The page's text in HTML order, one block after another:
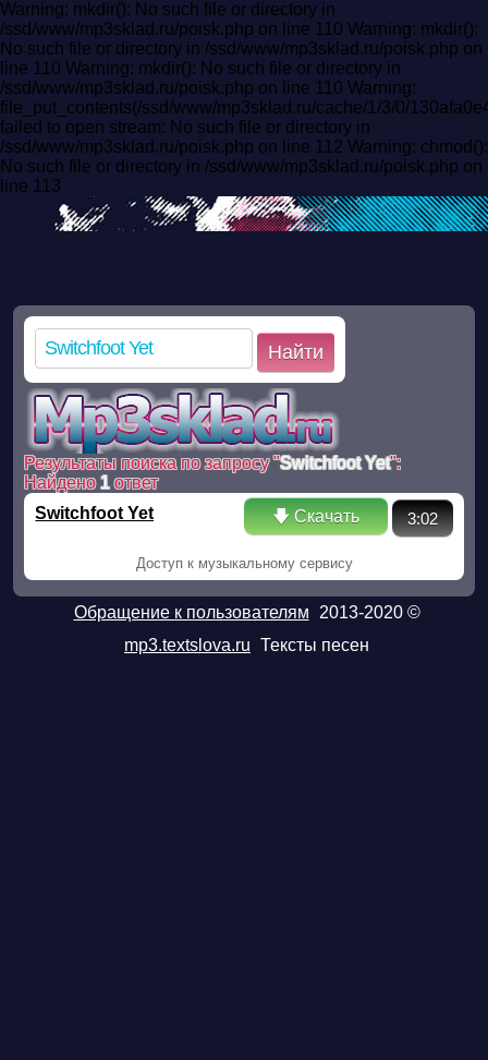
Warning: mkdir(): No such file or directory in
/ssd/www/mp3sklad.ru/poisk.php on line 110 Warning: mkdir():
No such file or directory in /ssd/www/mp3sklad.ru/poisk.php on
line 110 Warning: mkdir(): No such file or directory in
/ssd/www/mp3sklad.ru/poisk.php on line 110 Warning:
file_put_contents(/ssd/www/mp3sklad.ru/cache/1/3/0/
failed to open stream: No such file or directory in
/ssd/www/mp3sklad.ru/poisk.php on line 112 Warning: chmod():
No such file or directory in /ssd/www/mp3sklad.ru/poisk.php on
line 113
Найти
Результаты поиска по запросу "Switchfoot Yet":
Найдено1ответ
Switchfoot Yet
🡇 Скачать 3:02
Доступ к музыкальному сервису
Обращение к пользователям
2013-2020 ©
mp3.textslova.ru Тексты песен